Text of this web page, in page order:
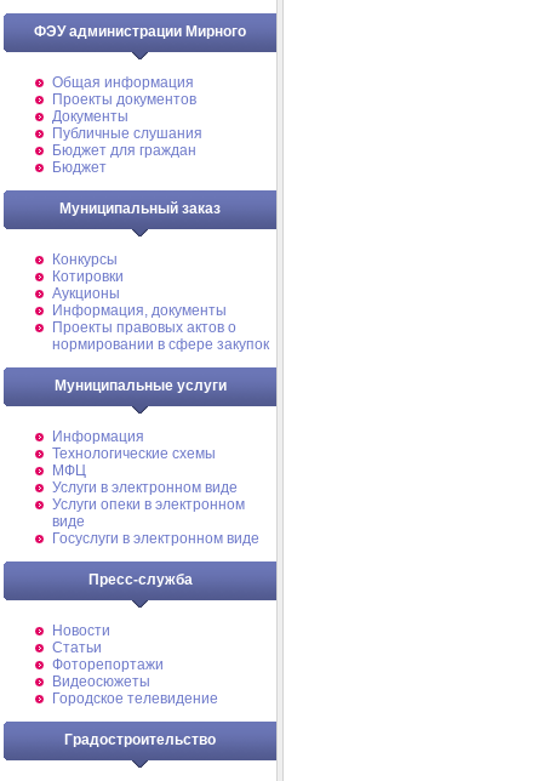
ФЭУ администрации Мирного
Общая информация
Проекты документов
Документы
Публичные слушания
Бюджет для граждан
Бюджет
Муниципальный заказ
Конкурсы
Котировки
Аукционы
Информация, документы
Проекты правовых актов о
нормировании в сфере закупок
Муниципальные услуги
Информация
Технологические схемы
МФЦ
Услуги в электронном виде
Услуги опеки в электронном
виде
Госуслуги в электронном виде
Пресс-служба
Новости
Статьи
Фоторепортажи
Видеосюжеты
Городское телевидение
Градостроительство